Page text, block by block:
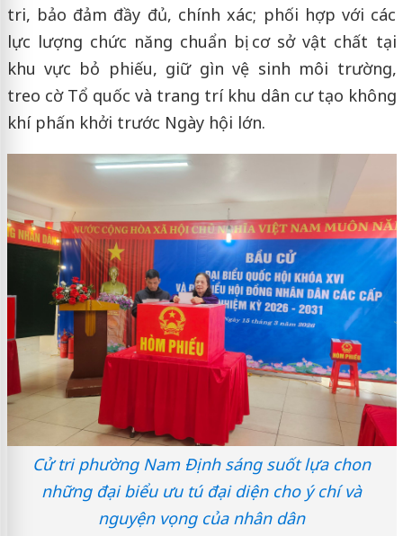
tri, bảo đảm đầy đủ, chính xác; phối hợp với các
lực lượng chức năng chuẩn bị cơ sở vật chất tại
khu vực bỏ phiếu, giữ gìn vệ sinh môi trường,
treo cờ Tổ quốc và trang trí khu dân cư tạo không
khí phấn khởi trước Ngày hội lớn.
Cử tri phường Nam Định sáng suốt lựa chon
những đại biểu ưu tú đại diện cho ý chí và
nguyện vọng của nhân dân